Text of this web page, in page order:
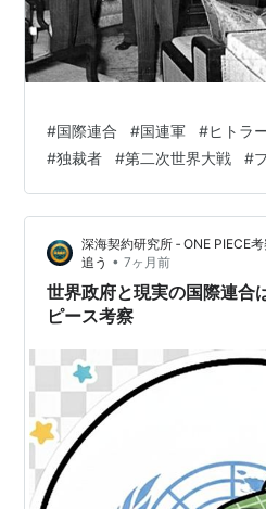
#国際連合 #国連軍 #ヒトラ
#独裁者 #第二次世界大戦 #
深海契約研究所 ‐ ONE PIECE
追う • 7ヶ月前
世界政府と現実の国際連合
ピース考察